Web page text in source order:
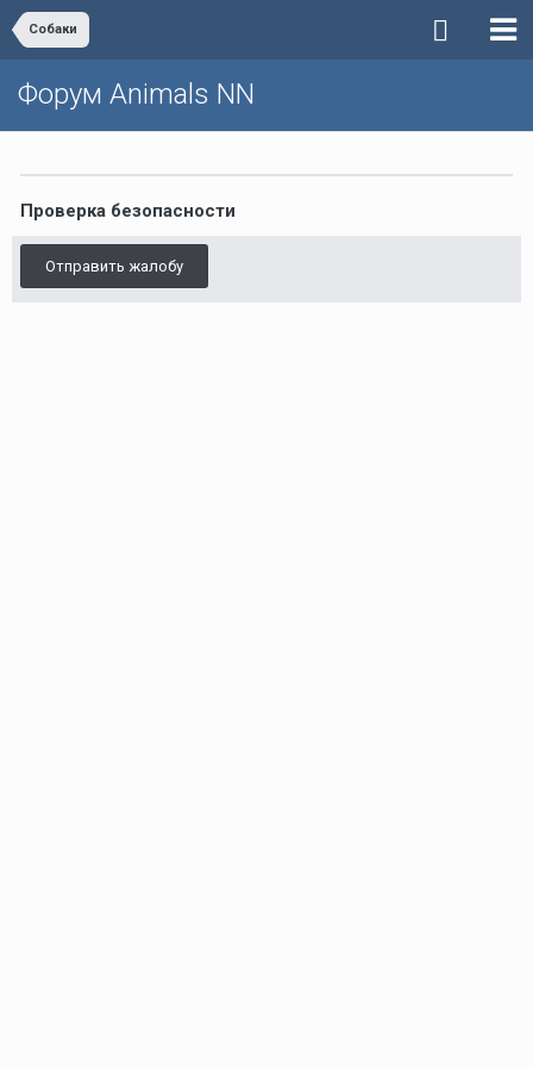
Собаки
Форум Animals NN
Проверка безопасности
Отправить жалобу